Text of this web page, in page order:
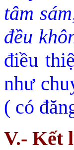
tâm
đều
điều
như
( có đ
V.- Kết